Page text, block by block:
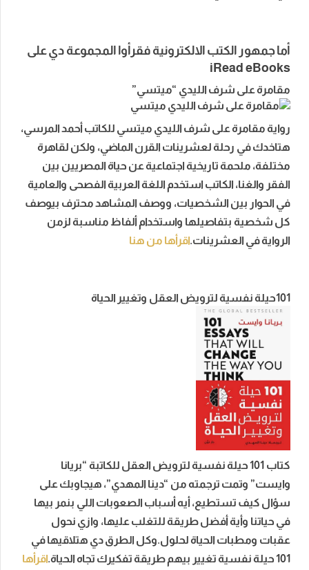
أما جمهور الكتب الالكترونية فقرأوا المجموعة دي على
iRead eBooks
مقامرة على شرف الليدي “ميتسي”
رواية مقامرة على شرف الليدي ميتسي للكاتب أحمد المرسي،
هتاخدك في رحلة لعشرينات القرن الماضي، ولكن لقاهرة
مختلفة، ملحمة تاريخية اجتماعية عن حياة المصريين بين
الفقر والغنا، الكاتب استخدم اللغة العربية الفصحى والعامية
في الحوار بين الشخصيات، ووصف المشاهد محترف بيوصف
كل شخصية بتفاصيلها واستخدام ألفاظ مناسبة لزمن
الرواية في العشرينات.اقرأها من هنا
101حيلة نفسية لترويض العقل وتغيير الحياة
كتاب 101 حيلة نفسية لترويض العقل للكاتبة “بريانا
وايست” وتمت ترجمته من “دينا المهدي”، هيجاوبك على
سؤال كيف تستطيع، أيه أسباب الصعوبات اللي بنمر بيها
في حياتنا وأية أفضل طريقة للتغلب عليها، وازي نحول
عقبات ومطبات الحياة لحلول.وكل الطرق دي هتلاقيها في
101 حيلة نفسية تغيير بيهم طريقة تفكيرك تجاه الحياة.
اقرأها